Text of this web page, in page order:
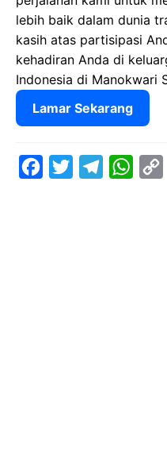
lebih baik dalam dunia
kasih atas partisipasi
kehadiran Anda di
Indonesia di Manokwari
Lamar Sekarang
W